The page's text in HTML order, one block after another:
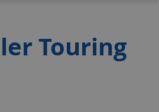
Touring